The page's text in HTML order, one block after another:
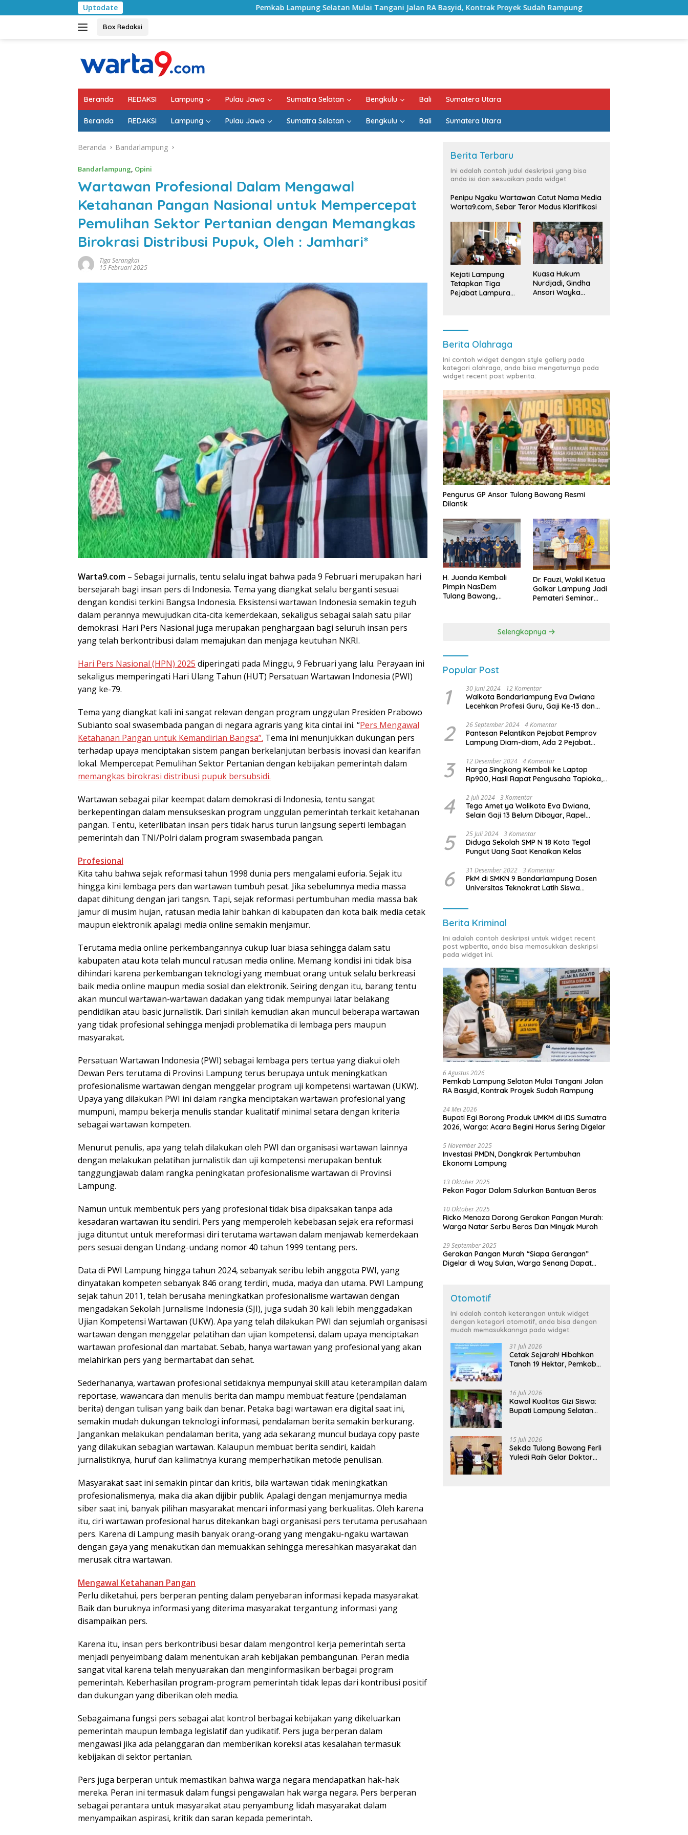
ke
Uptodate Pemkab Lampung Selatan Mulai Tangani Jalan RA Basyid, Kontrak Proyek Sudah Rampung Bulan Kemerdekaan, Bupati Lampung
Box Redaksi
Beranda REDAKSI Lampung Pulau Jawa Sumatra Selatan Bengkulu Bali Sumatera Utara
Beranda REDAKSI Lampung Pulau Jawa Sumatra Selatan Bengkulu Bali Sumatera Utara
Beranda Bandarlampung
Bandarlampung, Opini
Wartawan Profesional Dalam Mengawal
Ketahanan Pangan Nasional untuk Mempercepat
Pemulihan Sektor Pertanian dengan Memangkas
Birokrasi Distribusi Pupuk, Oleh : Jamhari*
Tiga Serangkai
15 Februari 2025
Warta9.com – Sebagai jurnalis, tentu selalu ingat bahwa pada 9 Februari merupakan hari
bersejarah bagi insan pers di Indonesia. Tema yang diangkat selalu berganti sesuai
dengan kondisi terkini Bangsa Indonesia. Eksistensi wartawan Indonesia semakin teguh
dalam perannya mewujudkan cita-cita kemerdekaan, sekaligus sebagai salah satu pilar
demokrasi. Hari Pers Nasional juga merupakan penghargaan bagi seluruh insan pers
yang telah berkontribusi dalam memajukan dan menjaga keutuhan NKRI.
Hari Pers Nasional (HPN) 2025 diperingati pada Minggu, 9 Februari yang lalu. Perayaan ini
sekaligus memperingati Hari Ulang Tahun (HUT) Persatuan Wartawan Indonesia (PWI)
yang ke-79.
Tema yang diangkat kali ini sangat relevan dengan program unggulan Presiden Prabowo
Subianto soal swasembada pangan di negara agraris yang kita cintai ini. “Pers Mengawal
Ketahanan Pangan untuk Kemandirian Bangsa”. Tema ini menunjukkan dukungan pers
terhadap upaya menciptakan sistem pangan berkelanjutan berbasis inovasi dan kearifan
lokal. Mempercepat Pemulihan Sektor Pertanian dengan kebijakan pemerintah dalam
memangkas birokrasi distribusi pupuk bersubsidi.
Wartawan sebagai pilar keempat dalam demokrasi di Indonesia, tentu sangat
berkepentingan dalam mensukseskan program unggulan pemerintah terkait ketahanan
pangan. Tentu, keterlibatan insan pers tidak harus turun langsung seperti lembagan
pemerintah dan TNI/Polri dalam program swasembada pangan.
Profesional
Kita tahu bahwa sejak reformasi tahun 1998 dunia pers mengalami euforia. Sejak itu
hingga kini lembaga pers dan wartawan tumbuh pesat. Jika sebelumnya media massa
dapat dihitung dengan jari tangsn. Tapi, sejak reformasi pertumbuhan media massa bak
jamur di musim hujan, ratusan media lahir bahkan di kabupaten dan kota baik media cetak
maupun elektronik apalagi media online semakin menjamur.
Terutama media online perkembangannya cukup luar biasa sehingga dalam satu
kabupaten atau kota telah muncul ratusan media online. Memang kondisi ini tidak bisa
dihindari karena perkembangan teknologi yang membuat orang untuk selalu berkreasi
baik media online maupun media sosial dan elektronik. Seiring dengan itu, barang tentu
akan muncul wartawan-wartawan dadakan yang tidak mempunyai latar belakang
pendidikan atau basic jurnalistik. Dari sinilah kemudian akan muncul beberapa wartawan
yang tidak profesional sehingga menjadi problematika di lembaga pers maupun
masyarakat.
Persatuan Wartawan Indonesia (PWI) sebagai lembaga pers tertua yang diakui oleh
Dewan Pers terutama di Provinsi Lampung terus berupaya untuk meningkatkan
profesionalisme wartawan dengan menggelar program uji kompetensi wartawan (UKW).
Upaya yang dilakukan PWI ini dalam rangka menciptakan wartawan profesional yang
mumpuni, mampu bekerja menulis standar kualitatif minimal setara dengan kriteria
sebagai wartawan kompeten.
Menurut penulis, apa yang telah dilakukan oleh PWI dan organisasi wartawan lainnya
dengan melakukan pelatihan jurnalistik dan uji kompetensi merupakan bentuk
tanggungjawab dalam rangka peningkatan profesionalisme wartawan di Provinsi
Lampung.
Namun untuk membentuk pers yang profesional tidak bisa dipaksakan tanpa ada
kesadaran wartawan itu sendiri. Pers yang memperoleh kebebasan sejak era reformasi
juga dituntut untuk mereformasi diri terutama wartawan dalam menjawab kemerdekaan
pers sesuai dengan Undang-undang nomor 40 tahun 1999 tentang pers.
Data di PWI Lampung hingga tahun 2024, sebanyak seribu lebih anggota PWI, yang
dinyatakan kompeten sebanyak 846 orang terdiri, muda, madya dan utama. PWI Lampung
sejak tahun 2011, telah berusaha meningkatkan profesionalisme wartawan dengan
mengadakan Sekolah Jurnalisme Indonesia (SJI), juga sudah 30 kali lebih menggadakan
Ujian Kompetensi Wartawan (UKW). Apa yang telah dilakukan PWI dan sejumlah organisasi
wartawan dengan menggelar pelatihan dan ujian kompetensi, dalam upaya menciptakan
wartawan profesional dan martabat. Sebab, hanya wartawan yang profesional yang akan
melahirkan pers yang bermartabat dan sehat.
Sederhananya, wartawan profesional setidaknya mempunyai skill atau keterampilan dalam
reportase, wawancara dan menulis berita dan mampu membuat feature (pendalaman
berita) dengan tulisan yang baik dan benar. Petaka bagi wartawan era digital saat ini,
semakin mudah dukungan teknologi informasi, pendalaman berita semakin berkurang.
Jangankan melakukan pendalaman berita, yang ada sekarang muncul budaya copy paste
yang dilakukan sebagian wartawan. Kalaupun membuat berita sendiri, kaidah
jurnalistiknya, huruf dan kalimatnya kurang memperhatikan metode penulisan.
Masyarakat saat ini semakin pintar dan kritis, bila wartawan tidak meningkatkan
profesionalismenya, maka dia akan dijibir publik. Apalagi dengan menjamurnya media
siber saat ini, banyak pilihan masyarakat mencari informasi yang berkualitas. Oleh karena
itu, ciri wartawan profesional harus ditekankan bagi organisasi pers terutama perusahaan
pers. Karena di Lampung masih banyak orang-orang yang mengaku-ngaku wartawan
dengan gaya yang menakutkan dan memuakkan sehingga meresahkan masyarakat dan
merusak citra wartawan.
Mengawal Ketahanan Pangan
Perlu diketahui, pers berperan penting dalam penyebaran informasi kepada masyarakat.
Baik dan buruknya informasi yang diterima masyarakat tergantung informasi yang
disampaikan pers.
Karena itu, insan pers berkontribusi besar dalam mengontrol kerja pemerintah serta
menjadi penyeimbang dalam menentukan arah kebijakan pembangunan. Peran media
sangat vital karena telah menyuarakan dan menginformasikan berbagai program
pemerintah. Keberhasilan program-program pemerintah tidak lepas dari kontribusi positif
dan dukungan yang diberikan oleh media.
Sebagaimana fungsi pers sebagai alat kontrol berbagai kebijakan yang dikeluarkan
pemerintah maupun lembaga legislatif dan yudikatif. Pers juga berperan dalam
mengawasi jika ada pelanggaran dan memberikan koreksi atas kesalahan termasuk
kebijakan di sektor pertanian.
Pers juga berperan untuk memastikan bahwa warga negara mendapatkan hak-hak
mereka. Peran ini termasuk dalam fungsi pengawalan hak warga negara. Pers berperan
sebagai perantara untuk masyarakat atau penyambung lidah masyarakat dalam
menyampaikan aspirasi, kritik dan saran kepada pemerintah.
Berita Terbaru
Ini adalah contoh judul deskripsi yang bisa
anda isi dan sesuaikan pada widget
Penipu Ngaku Wartawan Catut Nama Media
Warta9.com, Sebar Teror Modus Klarifikasi
Kejati Lampung
Tetapkan Tiga
Pejabat Lampura
Kuasa Hukum
Nurdjadi, Gindha
Ansori Wayka
Berita Olahraga
Ini contoh widget dengan style gallery pada
kategori olahraga, anda bisa mengaturnya pada
widget recent post wpberita.
Pengurus GP Ansor Tulang Bawang Resmi
Dilantik
H. Juanda Kembali
Pimpin NasDem
Tulang Bawang,
Dr. Fauzi, Wakil Ketua
Golkar Lampung Jadi
Pemateri Seminar
Kebangsaan
Selengkapnya
Popular Post
1 30 Juni 2024 12 Komentar
Walkota Bandarlampung Eva Dwiana
Lecehkan Profesi Guru, Gaji Ke-13 dan
2 26 September 2024 4 Komentar
Pantesan Pelantikan Pejabat Pemprov
Lampung Diam-diam, Ada 2 Pejabat
3 12 Desember 2024 4 Komentar
Harga Singkong Kembali ke Laptop
Rp900, Hasil Rapat Pengusaha Tapioka,
Lampung
4 2 Juli 2024 3 Komentar
Tega Amet ya Walikota Eva Dwiana,
Selain Gaji 13 Belum Dibayar, Rapel
Dibayar
5 25 Juli 2024 3 Komentar
Diduga Sekolah SMP N 18 Kota Tegal
Pungut Uang Saat Kenaikan Kelas
6 31 Desember 2022 3 Komentar
PkM di SMKN 9 Bandarlampung Dosen
Universitas Teknokrat Latih Siswa
Berita Kriminal
Ini adalah contoh deskripsi untuk widget recent
post wpberita, anda bisa memasukkan deskripsi
pada widget ini.
6 Agustus 2026
Pemkab Lampung Selatan Mulai Tangani Jalan
RA Basyid, Kontrak Proyek Sudah Rampung
24 Mei 2026
Bupati Egi Borong Produk UMKM di IDS Sumatra
2026, Warga: Acara Begini Harus Sering Digelar
5 November 2025
Investasi PMDN, Dongkrak Pertumbuhan
Ekonomi Lampung
13 Oktober 2025
Pekon Pagar Dalam Salurkan Bantuan Beras
10 Oktober 2025
Ricko Menoza Dorong Gerakan Pangan Murah:
Warga Natar Serbu Beras Dan Minyak Murah
29 September 2025
Gerakan Pangan Murah “Siapa Gerangan”
Digelar di Way Sulan, Warga Senang Dapat
Otomotif
Ini adalah contoh keterangan untuk widget
dengan kategori otomotif, anda bisa dengan
mudah memasukkannya pada widget.
31 Juli 2026
Cetak Sejarah! Hibahkan
Tanah 19 Hektar, Pemkab
Terintegrasi Pertama di
Lampung
16 Juli 2026
Kawal Kualitas Gizi Siswa:
Bupati Lampung Selatan
Bergizi Gratis di Natar
15 Juli 2026
Sekda Tulang Bawang Ferli
Yuledi Raih Gelar Doktor